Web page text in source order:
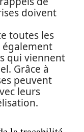
doivent
toutes les
également
qui viennent
Grâce à
peuvent
leurs